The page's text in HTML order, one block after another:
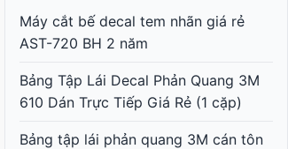
Máy cắt bế decal tem nhãn giá rẻ
AST-720 BH 2 năm
Bảng Tập Lái Decal Phản Quang 3M
610 Dán Trực Tiếp Giá Rẻ (1 cặp)
Bảng tập lái phản quang 3M cán tôn